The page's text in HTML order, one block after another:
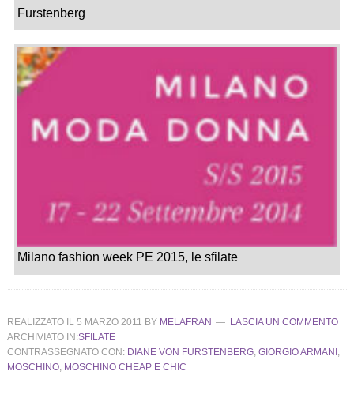
Furstenberg
Milano fashion week PE 2015, le sfilate
REALIZZATO IL 5 MARZO 2011 BY MELAFRAN
LASCIA UN COMMENTO
ARCHIVIATO IN:SFILATE
CONTRASSEGNATO CON: DIANE VON FURSTENBERG, GIORGIO ARMANI ,
MOSCHINO, MOSCHINO CHEAP E CHIC